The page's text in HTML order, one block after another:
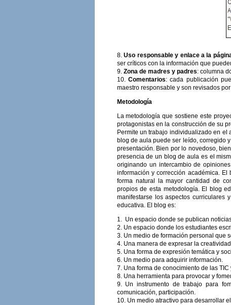
8.Uso responsable y enlace a la
ser críticos con la información que
9. Zona de madres y padres: columna
10.Comentarios: cada publicación
maestro responsable y son revisados
Metodología
La metodología que sostiene este
protagonistas en la construcción de su
Permite un trabajo individualizado en el
blog de aula puede ser leído, corregido
presentación. Bien por lo novedoso,
presencia de un blog de aula es el
originando un intercambio de
información y corrección académica.
forma natural la mayor cantidad de
propios de esta metodología. El blog
manifestarse los aspectos curriculares
educativa. El blog es:
1. Un espacio donde se publican
2. Un espacio donde los estudiantes
3. Un medio de formación personal que
4. Una manera de expresar la
5. Una forma de expresión temática y
6. Un medio para adquirir información.
7. Una forma de conocimiento de las TIC
8. Una herramienta para provocar y
9. Un instrumento de trabajo para
comunicación, participación.
10. Un medio atractivo para desarrollar